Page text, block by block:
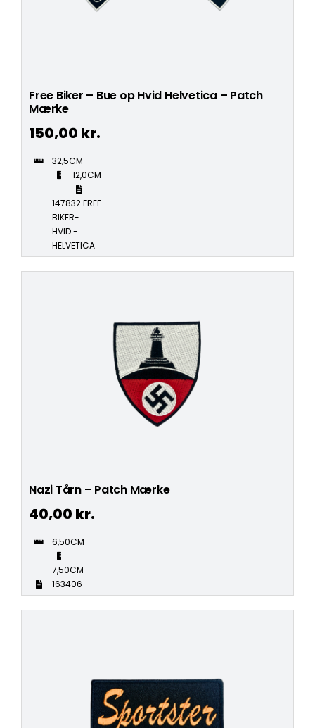
Free Biker – Bue op Hvid Helvetica – Patch
Mærke
150,00 kr.
32,5CM
12,0CM
147832 FREE
BIKER-
HVID.-
HELVETICA
Nazi Tårn – Patch Mærke
40,00 kr.
6,50CM
7,50CM
163406